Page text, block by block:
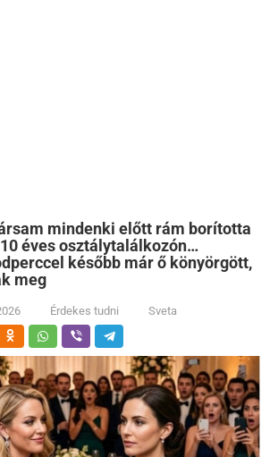
mindenki előtt rám borította
éves osztálytalálkozón…
később már ő könyörgött,
meg
Érdekes tudni Sveta